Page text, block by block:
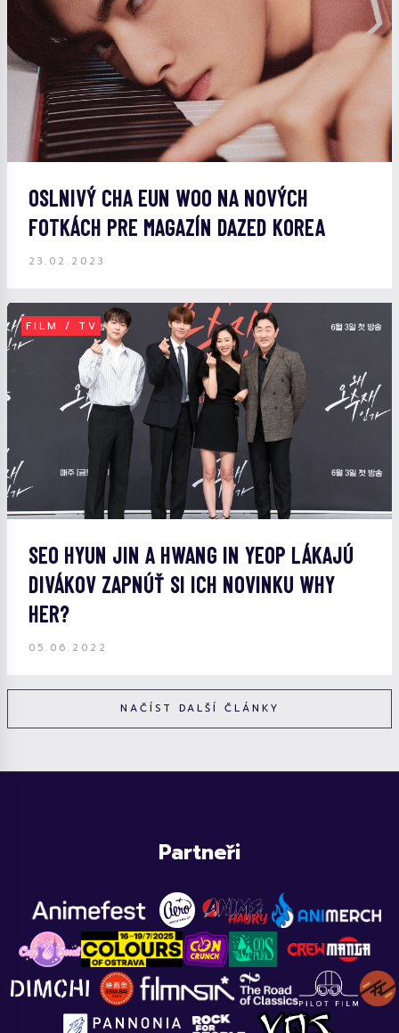
OSLNIVÝ CHA EUN WOO NA NOVÝCH
FOTKÁCH PRE MAGAZÍN DAZED KOREA
23.02.2023
FILM / TV
SEO HYUN JIN A HWANG IN YEOP LÁKAJÚ
DIVÁKOV ZAPNÚŤ SI ICH NOVINKU WHY
HER?
05.06.2022
NAČÍST DALŠÍ ČLÁNKY
Partneři